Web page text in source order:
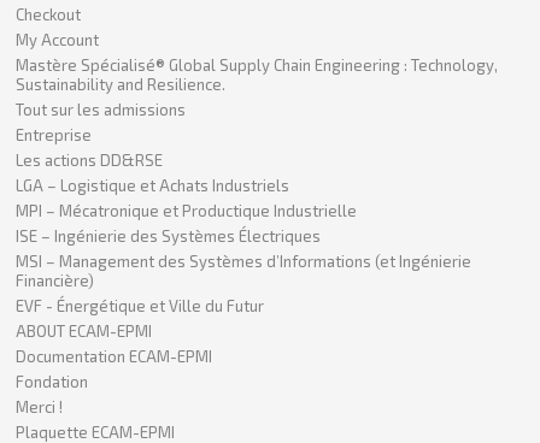
Checkout
My Account
Mastère Spécialisé® Global Supply Chain Engineering : Technology,
Sustainability and Resilience.
Tout sur les admissions
Entreprise
Les actions DD&RSE
LGA – Logistique et Achats Industriels
MPI – Mécatronique et Productique Industrielle
ISE – Ingénierie des Systèmes Électriques
MSI – Management des Systèmes d’Informations (et Ingénierie
Financière)
EVF - Énergétique et Ville du Futur
ABOUT ECAM-EPMI
Documentation ECAM-EPMI
Fondation
Merci !
Plaquette ECAM-EPMI